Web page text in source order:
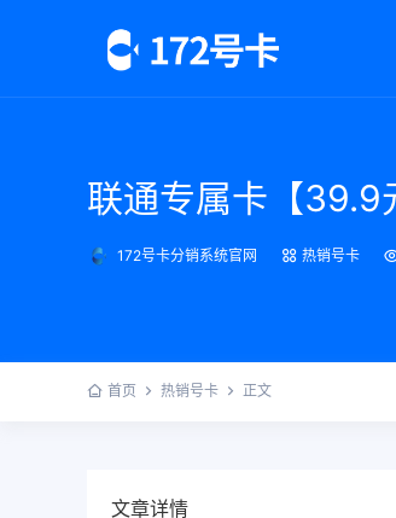
联通专属卡【39.9
172号卡分销系统官网 热销号卡
首页 热销号卡 正文
文章详情